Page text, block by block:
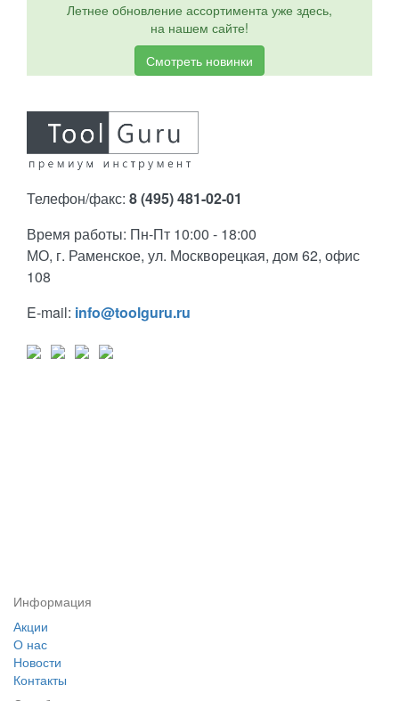
Летнее обновление ассортимента уже здесь,
на нашем сайте!
Смотреть новинки
Телефон/факс: 8 (495) 481-02-01
Время работы: Пн-Пт 10:00 - 18:00
МО, г. Раменское, ул. Москворецкая, дом 62, офис
108
E-mail: info@toolguru.ru
Информация
Акции
О нас
Новости
Контакты